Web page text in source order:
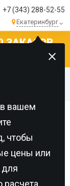
+7 (343) 288-52-55
Екатеринбург
вашем
чтобы
цены или
для
расчета.
ЗАКАЗОВ
потенциально
Продукты
не
наносят